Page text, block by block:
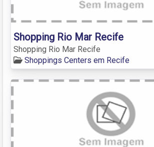
Shopping Rio Mar Recife
Shopping Rio Mar Recife
Shoppings Centers em Recife